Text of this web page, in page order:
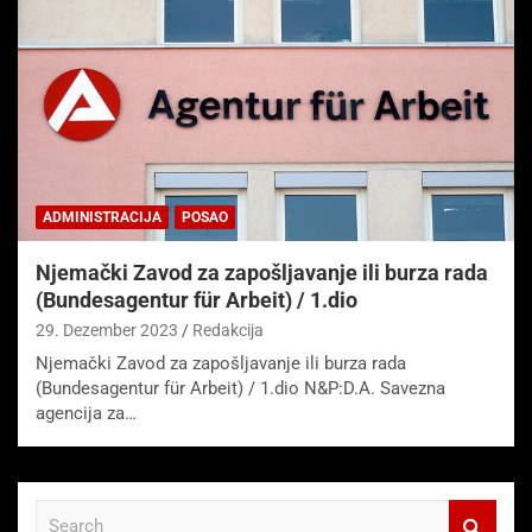
ADMINISTRACIJA POSAO
Njemački Zavod za zapošljavanje ili burza rada
(Bundesagentur für Arbeit) / 1.dio
29. Dezember 2023 Redakcija
Njemački Zavod za zapošljavanje ili burza rada
(Bundesagentur für Arbeit) / 1.dio N&P:D.A. Savezna
agencija za…